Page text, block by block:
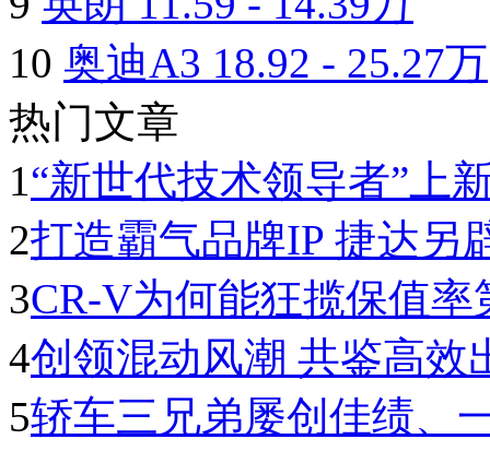
10 奥迪A3 18.92 - 25.27万
热门文章
1“新世代技术领导者”上
2打造霸气品牌IP 捷达另
3CR-V为何能狂揽保值
4创领混动风潮 共鉴高效
5轿车三兄弟屡创佳绩、